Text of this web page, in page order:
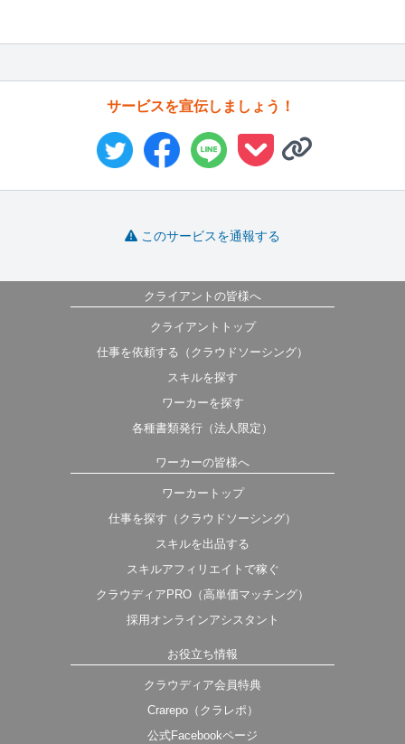
サービスを宣伝しましょう！
このサービスを通報する
クライアントの皆様へ
クライアントトップ
仕事を依頼する（クラウドソーシング）
スキルを探す
ワーカーを探す
各種書類発行（法人限定）
ワーカーの皆様へ
ワーカートップ
仕事を探す（クラウドソーシング）
スキルを出品する
スキルアフィリエイトで稼ぐ
クラウディアPRO（高単価マッチング）
採用オンラインアシスタント
お役立ち情報
クラウディア会員特典
Crarepo（クラレポ）
公式Facebookページ